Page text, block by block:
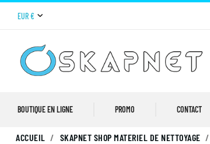
EUR €
BOUTIQUE EN LIGNE PROMO CONTACT
ACCUEIL SKAPNET SHOP MATERIEL DE NETTOYAGE